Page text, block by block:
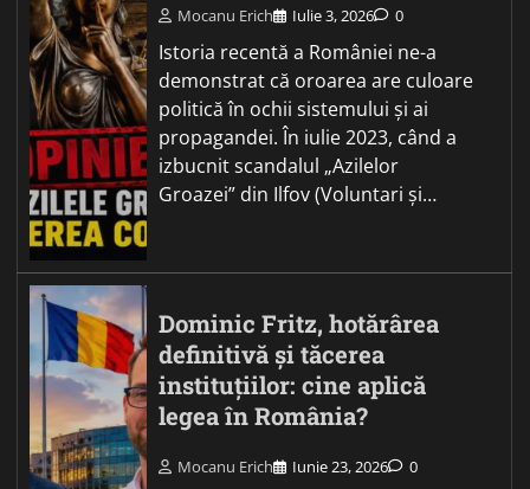
Mocanu Erich Iulie 3, 2026 0
Istoria recentă a României ne-a
demonstrat că oroarea are culoare
politică în ochii sistemului și ai
propagandei. În iulie 2023, când a
izbucnit scandalul „Azilelor
Groazei” din Ilfov (Voluntari și…
Dominic Fritz, hotărârea
definitivă și tăcerea
instituțiilor: cine aplică
legea în România?
Mocanu Erich Iunie 23, 2026 0